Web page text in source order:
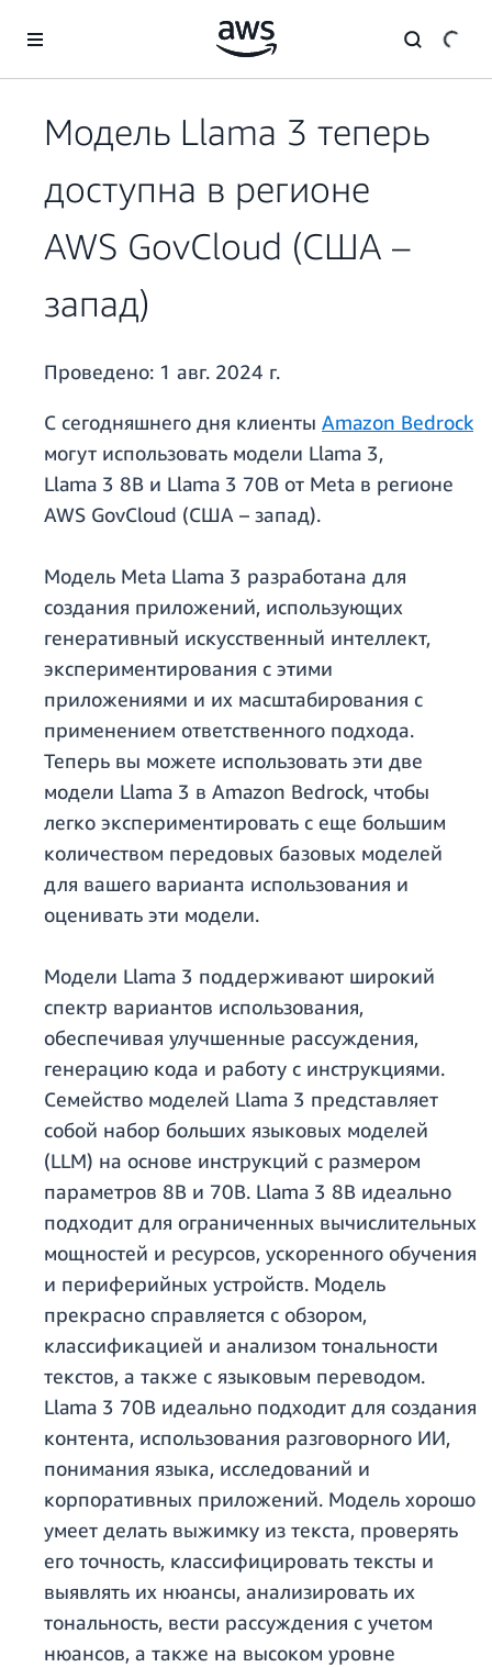
Перейти к главному контенту
Модель Llama 3 теперь
доступна в регионе
AWS GovCloud (США –
запад)
Проведено: 1 авг. 2024 г.
С сегодняшнего дня клиенты Amazon Bedrock
могут использовать модели Llama 3,
Llama 3 8B и Llama 3 70B от Meta в регионе
AWS GovCloud (США – запад).
Модель Meta Llama 3 разработана для
создания приложений, использующих
генеративный искусственный интеллект,
экспериментирования с этими
приложениями и их масштабирования с
применением ответственного подхода.
Теперь вы можете использовать эти две
модели Llama 3 в Amazon Bedrock, чтобы
легко экспериментировать с еще большим
количеством передовых базовых моделей
для вашего варианта использования и
оценивать эти модели.
Модели Llama 3 поддерживают широкий
спектр вариантов использования,
обеспечивая улучшенные рассуждения,
генерацию кода и работу с инструкциями.
Семейство моделей Llama 3 представляет
собой набор больших языковых моделей
(LLM) на основе инструкций с размером
параметров 8B и 70B. Llama 3 8B идеально
подходит для ограниченных вычислительных
мощностей и ресурсов, ускоренного обучения
и периферийных устройств. Модель
прекрасно справляется с обзором,
классификацией и анализом тональности
текстов, а также с языковым переводом.
Llama 3 70B идеально подходит для создания
контента, использования разговорного ИИ,
понимания языка, исследований и
корпоративных приложений. Модель хорошо
умеет делать выжимку из текста, проверять
его точность, классифицировать тексты и
выявлять их нюансы, анализировать их
тональность, вести рассуждения с учетом
нюансов, а также на высоком уровне